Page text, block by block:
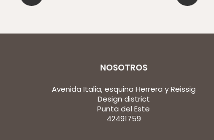
NOSOTROS
Avenida Italia, esquina Herrera y Reissig
Design district
Punta del Este
42491759